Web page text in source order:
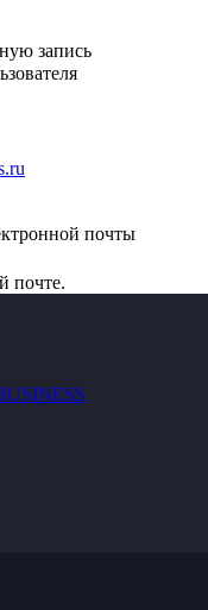
запись
почты
почте.